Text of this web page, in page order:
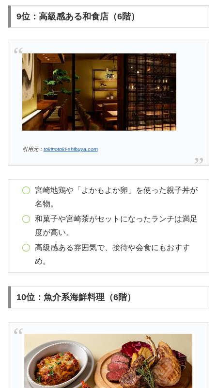
9位：高級感ある和食店（6階）
引用元： tokinotoki-shibuya.com
宮崎地鶏や「よかもよか卵」を使った親子丼が
名物。
和菓子や宮崎茶がセットになったランチは満足
度が高い。
高級感ある雰囲気で、接待や会食にもおすす
め。
10位：魚介系海鮮料理（6階）